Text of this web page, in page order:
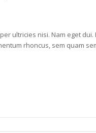
ultricies nisi. Nam eget dui.
rhoncus, sem quam